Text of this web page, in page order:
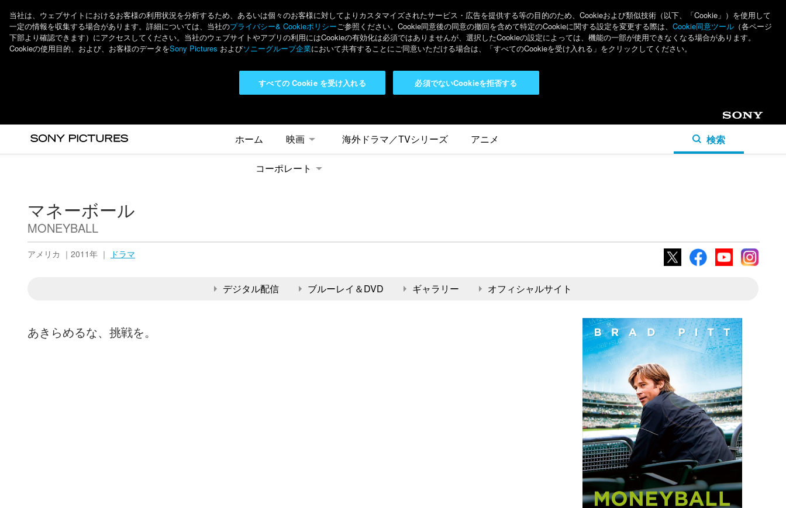
当社は、ウェブサイトにおけるお客様の利用状況を分析するため、あるいは個々のお客様に対してよりカスタマイズされたサービス・広告を提供する等の目的のため、Cookieおよび類似技術（以下、「Cookie」）を使用して
一定の情報を収集する場合があります。詳細については、当社のプライバシー& Cookieポリシーご参照ください。Cookie同意後の同意の撤回を含めて特定のCookieに関する設定を変更する際は、 Cookie同意ツール （各ページ
下部より確認できます）にアクセスしてください。当社のウェブサイトやアプリの利用にはCookieの有効化は必須ではありませんが、選択したCookieの設定によっては、機能の一部が使用できなくなる場合があります。
Cookieの使用目的、および、お客様のデータをSony Pictures およびソニーグループ企業において共有することにご同意いただける場合は、「すべてのCookieを受け入れる」をクリックしてください。
必須でないCookieを拒否する
すべての Cookie を受け入れる
Sony
ホーム
映画 海外ドラマ／TVシリーズ アニメ
コーポレート
検索
マネーボール
MONEYBALL
アメリカ ｜2011年 ｜ ドラマ
X FacebookYouTubeInstagram
デジタル配信
ブルーレイ＆DVD ギャラリー オフィシャルサイト
あきらめるな、挑戦を。